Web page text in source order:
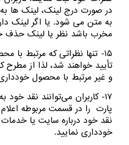
در صورت درج لینک، لینک ها
به متن می شود. یا اگر لینک
مخرب باشد نظر یا لینک حذف
۱۵- تنها نظراتی که مرتبط با
تأیید خواهند شد، لذا از
و غیر مرتبط با محصول
۱۷- کاربران می‌توانند نقد
پارت را در قسمت مربوطه اعلام
نقد خود درباره سایت یا
خودداری نمایید.